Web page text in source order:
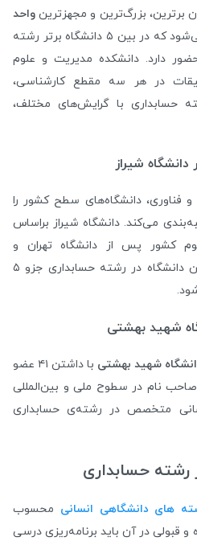
برترین، بزرگ‌ترین و مجهزترینواحد
شناخته می‌شود که در بین ۵ دانشگاه برتر رشته
دارد. دانشکده مدیریت و علوم
در هر سه مقطع کارشناسی،
حسابداری با گرایش‌های مختلف،
فناوری، دانشگاه‌های سطح کشور را
می‌کند. دانشگاه شیراز براساس
کشور پس از دانشگاه‌ تهران و
تربیت‌مدرس است. همچنین این دانشگاه در رشته حسابداری جزو ۵
شهید بهشتی
با داشتن ۴۱ عضو
نام در سطوح ملی و بین‌المللی
متخصص در رشته‌ی حسابداری
رشته حسابداری
های دانشگاهی انسانی محسوب
قبولی در آن باید برنامه‌ریزی درسی